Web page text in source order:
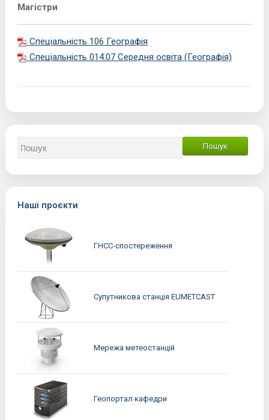
Магістри
Спеціальність 106 Географія
Спеціальність 014.07 Середня освіта (Географія)
Наші проєкти
ГНСС-спостереження
Супутникова станція EUMETCAST
Мережа метеостанцій
Геопортал кафедри